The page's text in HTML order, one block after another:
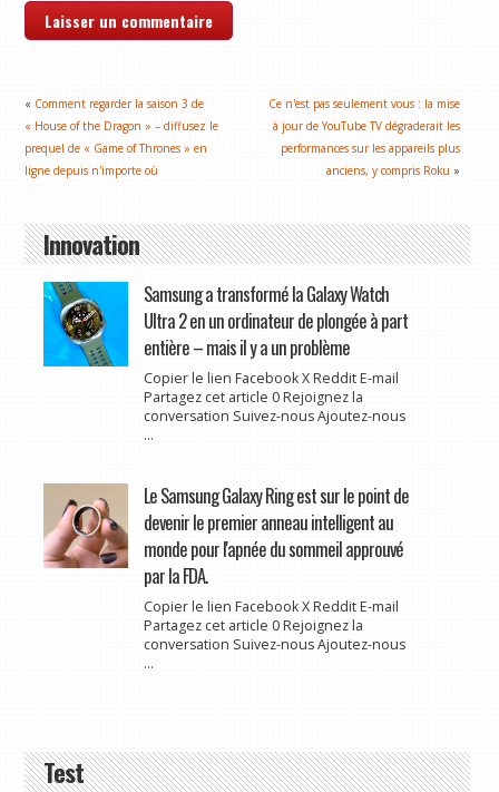
« Comment regarder la saison 3 de
« House of the Dragon » – diffusez le
prequel de « Game of Thrones » en
ligne depuis n'importe où
Ce n'est pas seulement vous : la mise
à jour de YouTube TV dégraderait les
performances sur les appareils plus
anciens, y compris Roku »
Innovation
Samsung a transformé la Galaxy Watch
Ultra 2 en un ordinateur de plongée à part
entière – mais il y a un problème
Copier le lien Facebook X Reddit E-mail
Partagez cet article 0 Rejoignez la
conversation Suivez-nous Ajoutez-nous
...
Le Samsung Galaxy Ring est sur le point de
devenir le premier anneau intelligent au
monde pour l'apnée du sommeil approuvé
par la FDA.
Copier le lien Facebook X Reddit E-mail
Partagez cet article 0 Rejoignez la
conversation Suivez-nous Ajoutez-nous
...
Test